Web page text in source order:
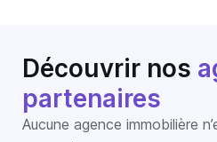
Découvrir nos
partenaires
Aucune agence immobilière